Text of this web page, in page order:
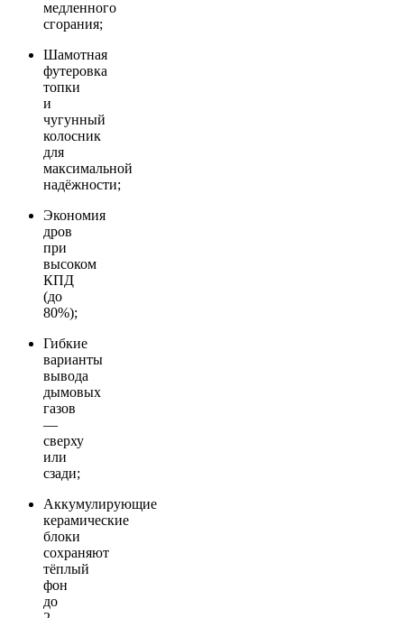
медленного
сгорания;
Шамотная
футеровка
топки
и
чугунный
колосник
для
максимальной
надёжности;
Экономия
дров
при
высоком
КПД
(до
80%);
Гибкие
варианты
вывода
дымовых
газов
—
сверху
или
сзади;
Аккумулирующие
керамические
блоки
сохраняют
тёплый
фон
до